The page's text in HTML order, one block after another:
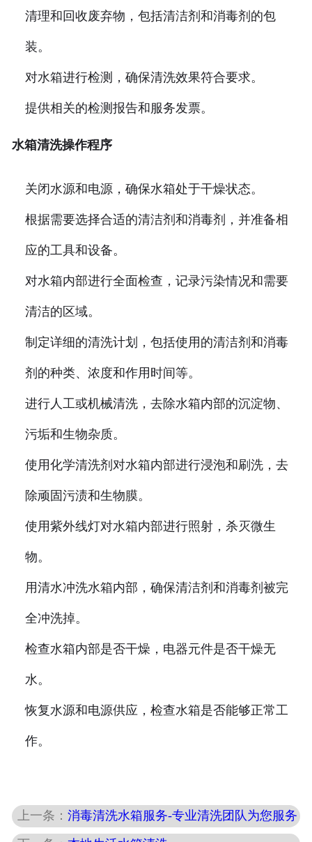
清理和回收废弃物，包括清洁剂和消毒剂的包
装。
对水箱进行检测，确保清洗效果符合要求。
提供相关的检测报告和服务发票。
水箱清洗操作程序
关闭水源和电源，确保水箱处于干燥状态。
根据需要选择合适的清洁剂和消毒剂，并准备相
应的工具和设备。
对水箱内部进行全面检查，记录污染情况和需要
清洁的区域。
制定详细的清洗计划，包括使用的清洁剂和消毒
剂的种类、浓度和作用时间等。
进行人工或机械清洗，去除水箱内部的沉淀物、
污垢和生物杂质。
使用化学清洗剂对水箱内部进行浸泡和刷洗，去
除顽固污渍和生物膜。
使用紫外线灯对水箱内部进行照射，杀灭微生
物。
用清水冲洗水箱内部，确保清洁剂和消毒剂被完
全冲洗掉。
检查水箱内部是否干燥，电器元件是否干燥无
水。
恢复水源和电源供应，检查水箱是否能够正常工
作。
上一条：消毒清洗水箱服务-专业清洗团队为您服务